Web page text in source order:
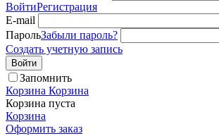
ВойтиРегистрация
E-mail
ПарольЗабыли пароль?
Создать учетную запись
Войти
Запомнить
Корзина Корзина
Корзина пуста
Корзина
Оформить заказ